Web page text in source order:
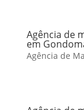
Agência de
em
Agência de